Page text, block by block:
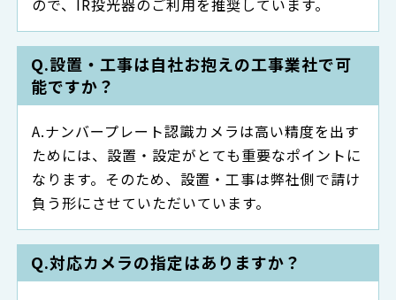
ので、IR投光器のご利用を推奨しています。
設置・工事は自社お抱えの工事業社で可
能ですか？
ナンバープレート認識カメラは高い精度を出す
ためには、設置・設定がとても重要なポイントに
なります。そのため、設置・工事は弊社側で請け
負う形にさせていただいています。
対応カメラの指定はありますか？